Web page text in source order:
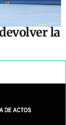
la